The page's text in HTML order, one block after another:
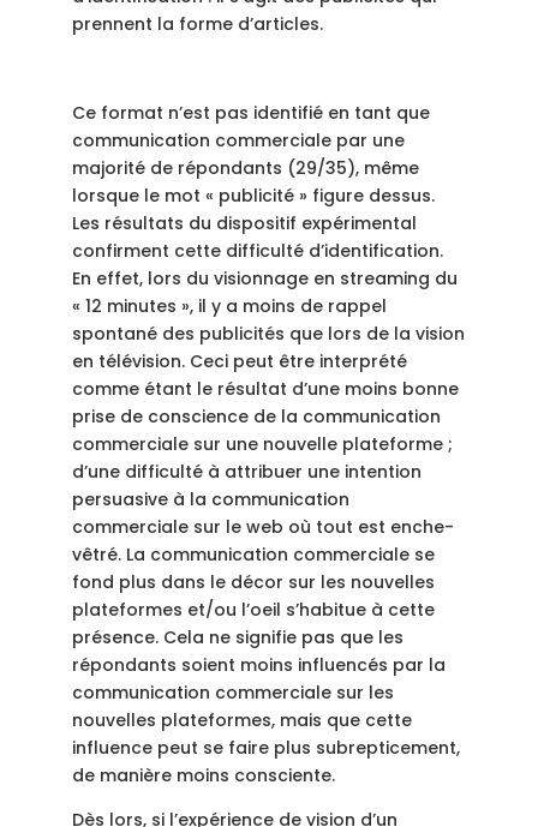
prennent la forme d’articles.
Ce format n’est pas identifié en tant que
communication commerciale par une
majorité de répondants (29/35), même
lorsque le mot « publicité » figure dessus.
Les résultats du dispositif expérimental
confirment cette difficulté d’identification.
En effet, lors du visionnage en streaming du
« 12 minutes », il y a moins de rappel
spontané des publicités que lors de la vision
en télévision. Ceci peut être interprété
comme étant le résultat d’une moins bonne
prise de conscience de la communication
commerciale sur une nouvelle plateforme ;
d’une difficulté à attribuer une intention
persuasive à la communication
commerciale sur le web où tout est enche-
vêtré. La communication commerciale se
fond plus dans le décor sur les nouvelles
plateformes et/ou l’oeil s’habitue à cette
présence. Cela ne signifie pas que les
répondants soient moins influencés par la
communication commerciale sur les
nouvelles plateformes, mais que cette
influence peut se faire plus subrepticement,
de manière moins consciente.
Dès lors, si l’expérience de vision d’un